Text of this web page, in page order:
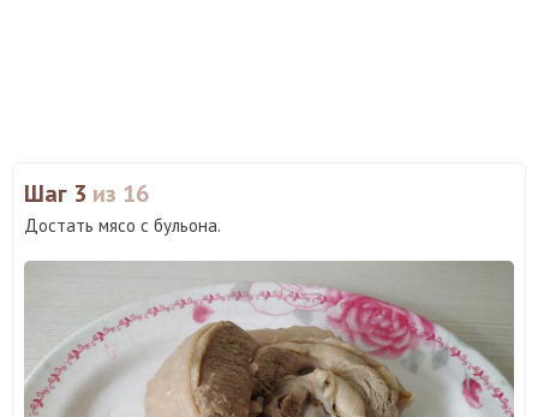
Шаг 3 из 16
Достать мясо с бульона.